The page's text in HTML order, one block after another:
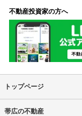
不動産投資家の方へ
トップページ
帯広の不動産